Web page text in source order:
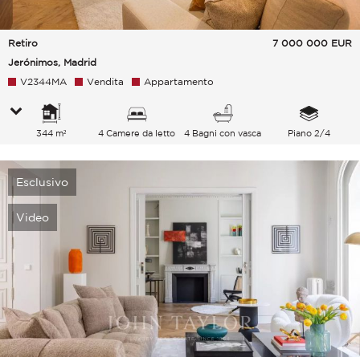
Retiro
Jerónimos, Madrid
7 000 000 EUR
V2344MA Vendita Appartamento
344 m² 4 Camere da letto 4 Bagni con vasca Piano 2/4
Esclusivo
Video